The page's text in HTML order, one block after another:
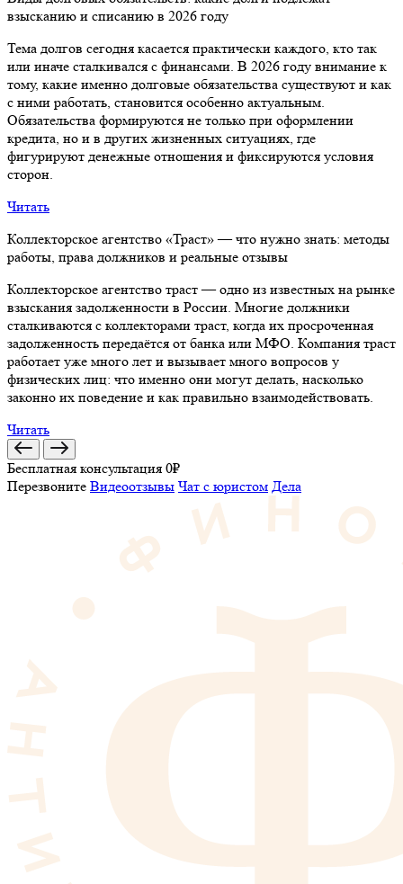
взысканию и списанию в 2026 году
Тема долгов сегодня касается практически каждого, кто так
или иначе сталкивался с финансами. В 2026 году внимание к
тому, какие именно долговые обязательства существуют и как
с ними работать, становится особенно актуальным.
Обязательства формируются не только при оформлении
кредита, но и в других жизненных ситуациях, где
фигурируют денежные отношения и фиксируются условия
сторон.
Читать
Коллекторское агентство «Траст» — что нужно знать: методы
работы, права должников и реальные отзывы
Коллекторское агентство траст — одно из известных на рынке
взыскания задолженности в России. Многие должники
сталкиваются с коллекторами траст, когда их просроченная
задолженность передаётся от банка или МФО. Компания траст
работает уже много лет и вызывает много вопросов у
физических лиц: что именно они могут делать, насколько
законно их поведение и как правильно взаимодействовать.
Читать
Бесплатная консультация 0₽
Перезвоните Видеоотзывы Чат с юристом Дела